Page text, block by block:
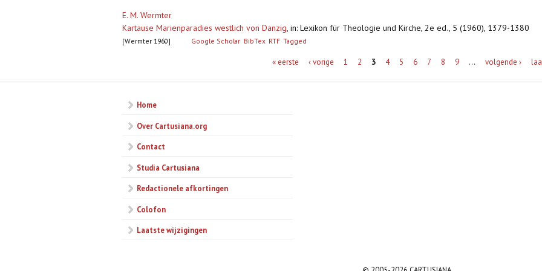
E. M. Wermter
Kartause Marienparadies westlich von Danzig, in: Lexikon für Theologie und Kirche, 2e ed., 5 (1960), 1379-1380
[Wermter 1960] Google Scholar BibTex RTF Tagged
« eerste ‹ vorige 1 2 3 4 5 6 7 8 9 … volgende ›
Home
Over Cartusiana.org
Contact
Studia Cartusiana
Redactionele afkortingen
Colofon
Laatste wijzigingen